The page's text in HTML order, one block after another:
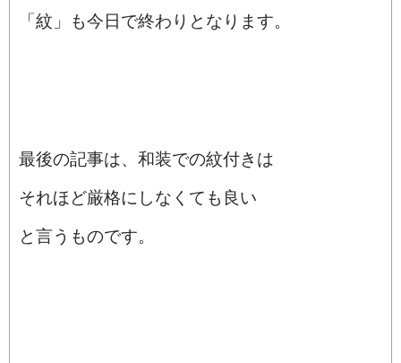
「紋」も今日で終わりとなります。
最後の記事は、和装での紋付きは
それほど厳格にしなくても良い
と言うものです。